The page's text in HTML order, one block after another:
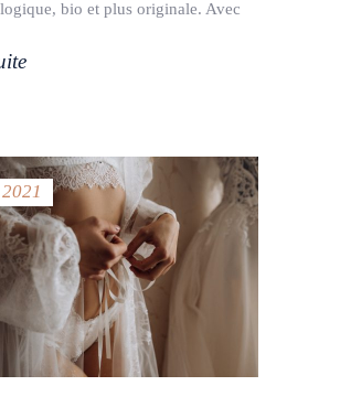
bio et plus originale. Avec